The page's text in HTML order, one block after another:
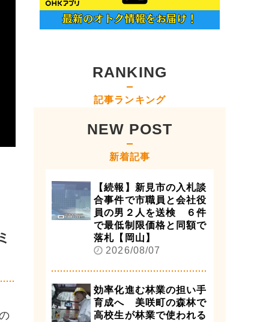
RANKING
記事ランキング
NEW POST
新着記事
【続報】新見市の入札談
合事件で市職員と会社役
員の男２人を送検 ６件
で最低制限価格と同額で
落札【岡山】
2026/08/07
効率化進む林業の担い手
育成へ 美咲町の森林で
高校生が林業で使われる